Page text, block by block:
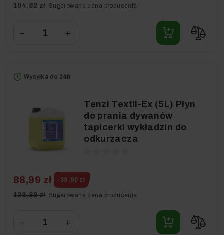
104,82 zł Sugerowana cena producenta
− +
Wysyłka do 24h
Tenzi Textil-Ex (5L) Płyn
do prania dywanów
tapicerki wykładzin do
odkurzacza
88,99 zł -39,90 zł
128,89 zł Sugerowana cena producenta
− +